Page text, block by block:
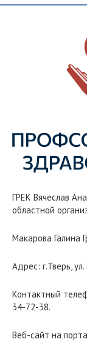
ГРЕК Вячеслав
областной
Макарова Галина
Адрес: г.Тверь,
Контактный
34-72-38.
Веб-сайт на